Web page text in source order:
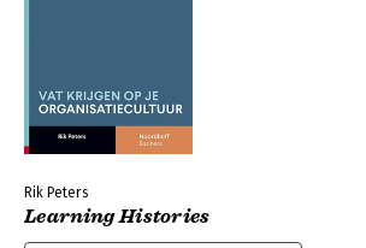
Rik Peters
Learning Histories